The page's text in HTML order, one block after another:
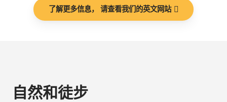
了解更多信息， 请查看我们的英文网站
自然和徒步